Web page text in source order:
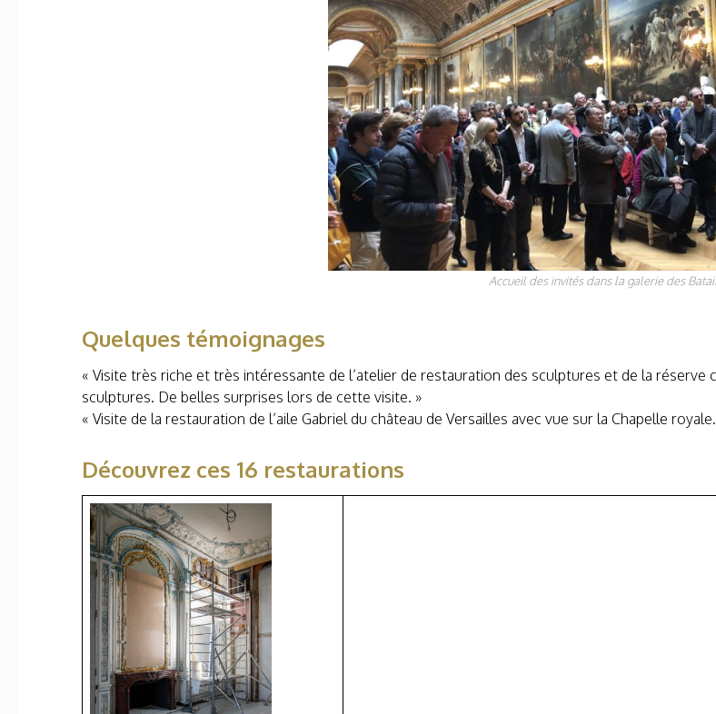
Accueil des invités dans la galerie des
Quelques témoignages
« Visite très riche et très intéressante de l’atelier de restauration des sculptures et de la
sculptures. De belles surprises lors de cette visite. »
« Visite de la restauration de l’aile Gabriel du château de Versailles avec vue sur la Chapelle
Découvrez ces 16 restaurations